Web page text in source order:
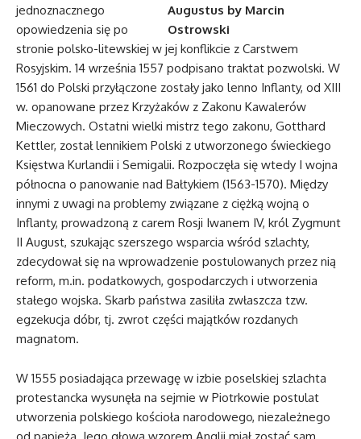
jednoznacznego
opowiedzenia się po
stronie polsko-litewskiej w jej konflikcie z Carstwem
Rosyjskim. 14 września 1557 podpisano traktat pozwolski. W
1561 do Polski przyłączone zostały jako lenno Inflanty, od XIII
w. opanowane przez Krzyżaków z Zakonu Kawalerów
Mieczowych. Ostatni wielki mistrz tego zakonu, Gotthard
Kettler, został lennikiem Polski z utworzonego świeckiego
Księstwa Kurlandii i Semigalii. Rozpoczęła się wtedy I wojna
północna o panowanie nad Bałtykiem (1563-1570). Między
innymi z uwagi na problemy związane z ciężką wojną o
Inflanty, prowadzoną z carem Rosji Iwanem IV, król Zygmunt
II August, szukając szerszego wsparcia wśród szlachty,
zdecydował się na wprowadzenie postulowanych przez nią
reform, m.in. podatkowych, gospodarczych i utworzenia
stałego wojska. Skarb państwa zasiliła zwłaszcza tzw.
egzekucja dóbr, tj. zwrot części majątków rozdanych
magnatom.
W 1555 posiadająca przewagę w izbie poselskiej szlachta
protestancka wysunęła na sejmie w Piotrkowie postulat
utworzenia polskiego kościoła narodowego, niezależnego